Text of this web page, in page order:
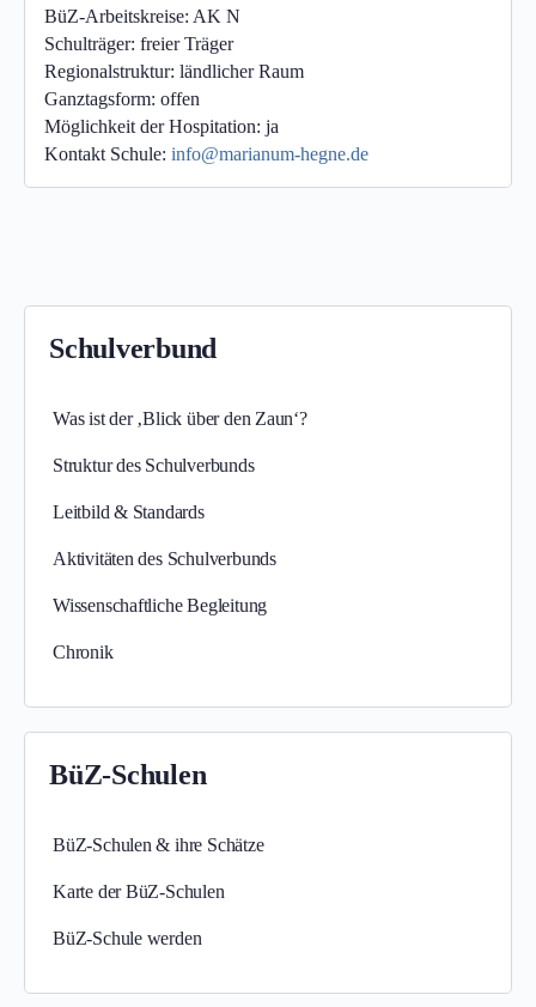
BüZ-Arbeitskreise: AK N
Schulträger: freier Träger
Regionalstruktur: ländlicher Raum
Ganztagsform: offen
Möglichkeit der Hospitation: ja
Kontakt Schule: info@marianum-hegne.de
Schulverbund
Was ist der ‚Blick über den Zaun‘?
Struktur des Schulverbunds
Leitbild & Standards
Aktivitäten des Schulverbunds
Wissenschaftliche Begleitung
Chronik
BüZ-Schulen
BüZ-Schulen & ihre Schätze
Karte der BüZ-Schulen
BüZ-Schule werden